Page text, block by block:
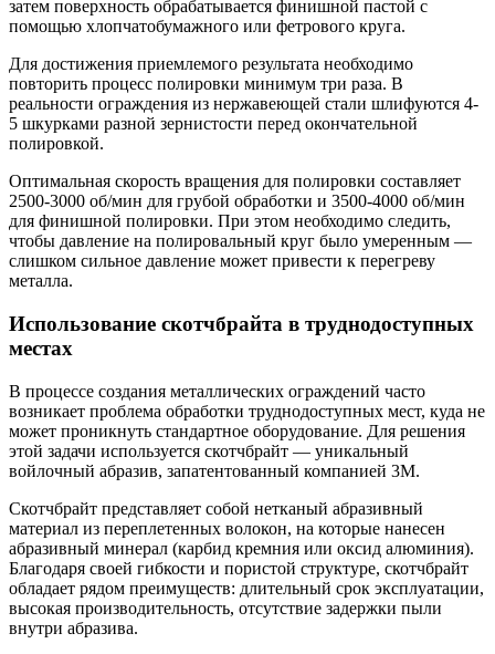
затем поверхность обрабатывается финишной пастой с
помощью хлопчатобумажного или фетрового круга.
Для достижения приемлемого результата необходимо
повторить процесс полировки минимум три раза. В
реальности ограждения из нержавеющей стали шлифуются 4-
5 шкурками разной зернистости перед окончательной
полировкой.
Оптимальная скорость вращения для полировки составляет
2500-3000 об/мин для грубой обработки и 3500-4000 об/мин
для финишной полировки. При этом необходимо следить,
чтобы давление на полировальный круг было умеренным —
слишком сильное давление может привести к перегреву
металла.
Использование скотчбрайта в труднодоступных
местах
В процессе создания металлических ограждений часто
возникает проблема обработки труднодоступных мест, куда не
может проникнуть стандартное оборудование. Для решения
этой задачи используется скотчбрайт — уникальный
войлочный абразив, запатентованный компанией 3М.
Скотчбрайт представляет собой нетканый абразивный
материал из переплетенных волокон, на которые нанесен
абразивный минерал (карбид кремния или оксид алюминия).
Благодаря своей гибкости и пористой структуре, скотчбрайт
обладает рядом преимуществ: длительный срок эксплуатации,
высокая производительность, отсутствие задержки пыли
внутри абразива.